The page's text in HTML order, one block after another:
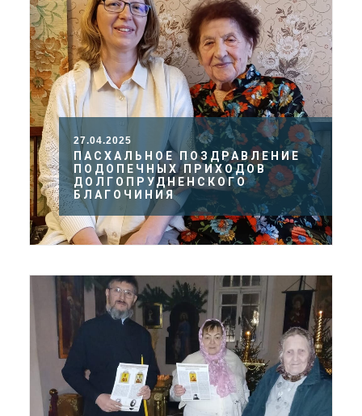
27.04.2025
ПАСХАЛЬНОЕ ПОЗДРАВЛЕНИЕ
ПОДОПЕЧНЫХ ПРИХОДОВ
ДОЛГОПРУДНЕНСКОГО
БЛАГОЧИНИЯ